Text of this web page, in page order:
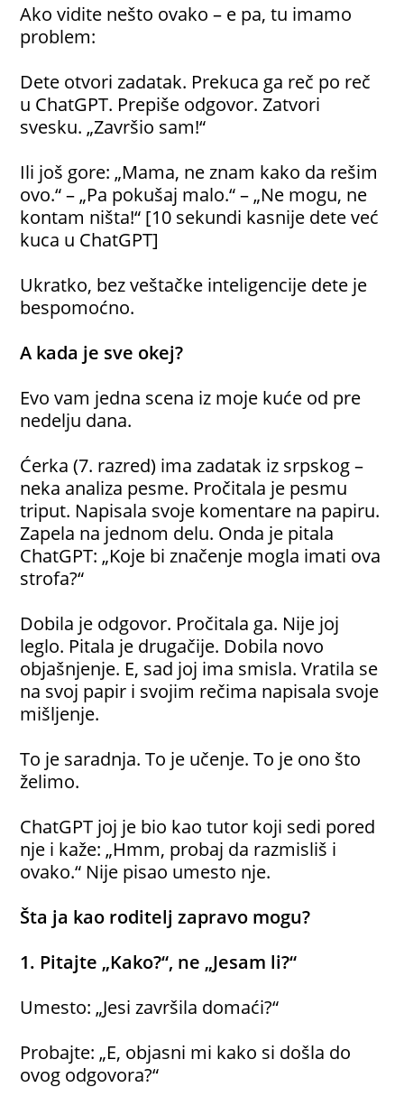
Ako vidite nešto ovako – e pa, tu imamo
problem:
Dete otvori zadatak. Prekuca ga reč po reč
u ChatGPT. Prepiše odgovor. Zatvori
svesku. „Završio sam!“
Ili još gore: „Mama, ne znam kako da rešim
ovo.“ – „Pa pokušaj malo.“ – „Ne mogu, ne
kontam ništa!“ [10 sekundi kasnije dete već
kuca u ChatGPT]
Ukratko, bez veštačke inteligencije dete je
bespomoćno.
A kada je sve okej?
Evo vam jedna scena iz moje kuće od pre
nedelju dana.
Ćerka (7. razred) ima zadatak iz srpskog –
neka analiza pesme. Pročitala je pesmu
triput. Napisala svoje komentare na papiru.
Zapela na jednom delu. Onda je pitala
ChatGPT: „Koje bi značenje mogla imati ova
strofa?“
Dobila je odgovor. Pročitala ga. Nije joj
leglo. Pitala je drugačije. Dobila novo
objašnjenje. E, sad joj ima smisla. Vratila se
na svoj papir i svojim rečima napisala svoje
mišljenje.
To je saradnja. To je učenje. To je ono što
želimo.
ChatGPT joj je bio kao tutor koji sedi pored
nje i kaže: „Hmm, probaj da razmisliš i
ovako.“ Nije pisao umesto nje.
Šta ja kao roditelj zapravo mogu?
1. Pitajte „Kako?“, ne „Jesam li?“
Umesto: „Jesi završila domaći?“
Probajte: „E, objasni mi kako si došla do
ovog odgovora?“